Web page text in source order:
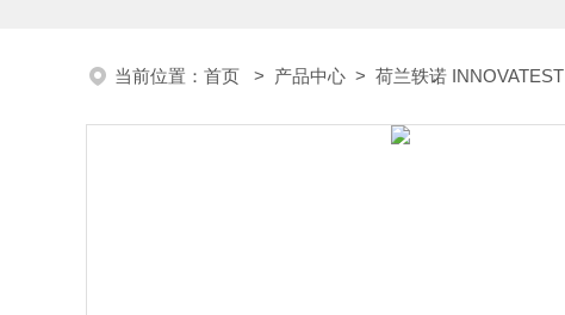
当前位置： 首页 > 产品中心 > 荷兰轶诺 INNOVATEST